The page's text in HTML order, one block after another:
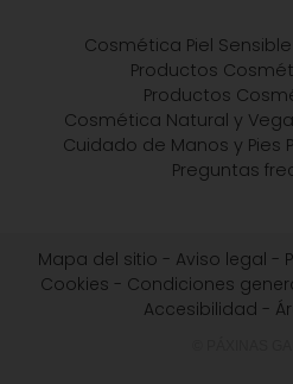
Cosmética Piel Sensible
Productos
Productos
Cosmética Natural y
Cuidado de Manos y Pies
Preguntas
Mapa del sitio - Aviso legal -
Cookies - Condiciones
Accesibilidad -